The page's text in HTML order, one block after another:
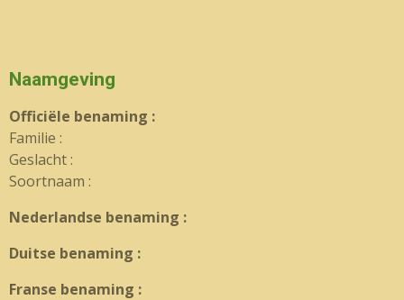
Naamgeving
Officiële benaming :
Familie :
Geslacht :
Soortnaam :
Nederlandse benaming :
Duitse benaming :
Franse benaming :